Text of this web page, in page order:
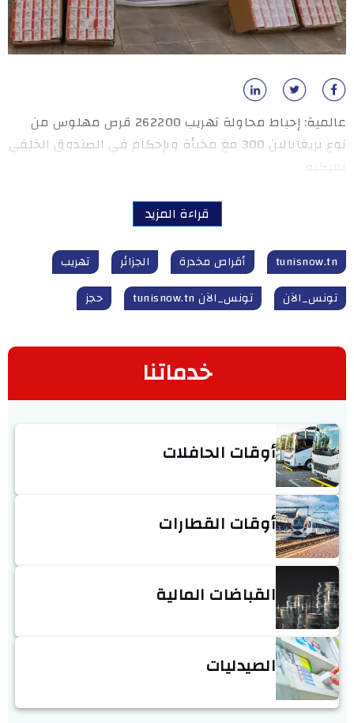
عالمية: إحباط محاولة تهريب 262200 قرص مهلوس من
نوع بريغابالين 300 مغ مخبأة وبإحكام في الصندوق الخلفي
قراءة المزيد
tunisnow.tn أقراص مخدرة الجزائر
تهريب
تونس_الآن
تونس_الآن tunisnow.tn حجز
خدماتنا
أوقات الحافلات
أوقات القطارات
القباضات المالية
الصيدليات